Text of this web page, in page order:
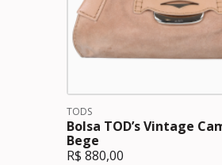
TODS
Bolsa TOD’s Vintage
Bege
R$ 880,00